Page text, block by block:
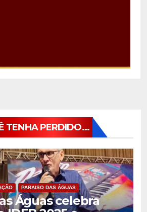
TENHA PERDIDO...
PARAISO DAS ÁGUAS
Águas celebra